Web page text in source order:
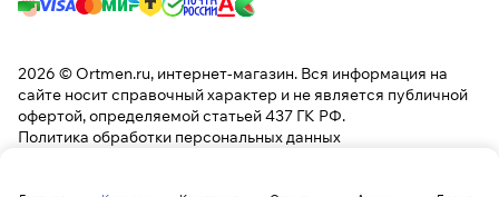
2026 © Ortmen.ru, интернет-магазин. Вся информация на
сайте носит справочный характер и не является публичной
офертой, определяемой статьей 437 ГК РФ.
Политика обработки персональных данных